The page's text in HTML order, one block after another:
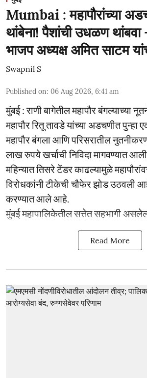
Mumbai : महापौरांच्या
थांबेना! पैशांची उधळण
भाजप अध्यक्ष अमित साटम
Swapnil S
Published on: 06 Aug 2026, 6:41 am
मुंबई : राणी बागेतील महापौर बंगल्याच्या
महापौर रितू तावडे यांच्या अडचणीत पुन्हा
महापौर बंगला आणि परिसरातील
लाख रुपये खर्चाची निविदा मागवण्यात
महिन्यात तिसरे टेंडर काढल्यामुळे
विरोधकांनी टीकेची चौफेर झोड उठवली
करण्यात आले आहे.
मुंबई महापालिकेतील सत्तेत सहभागी
Read More